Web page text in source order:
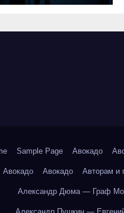
Sample Page Авокадо
Авокадо Авокадо Авторам и
Александр Дюма — Граф